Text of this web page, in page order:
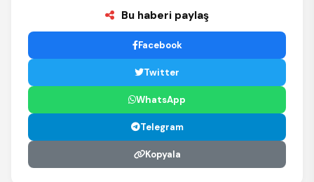
Bu haberi paylaş
Facebook
Twitter
WhatsApp
Telegram
Kopyala